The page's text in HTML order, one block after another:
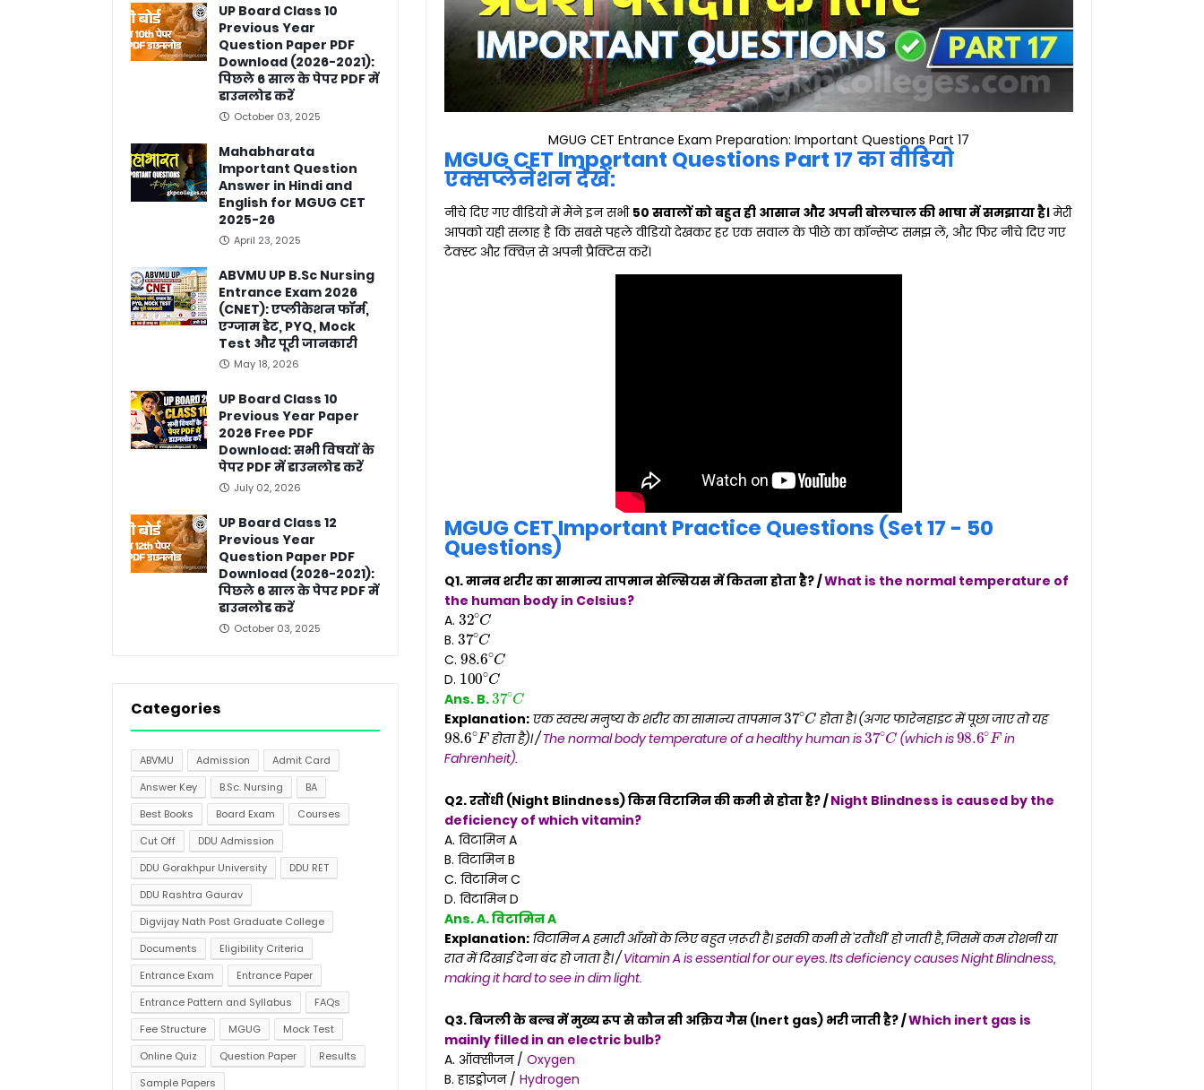
MGUG CET Entrance Exam Preparation: Important Questions Part 17
MGUG CET Important Questions Part 17 का वीडियो
एक्सप्लेनेशन देखें:
नीचे दिए गए वीडियो में मैंने इन सभी 50 सवालों को बहुत ही आसान और अपनी बोलचाल की भाषा में समझाया है।मेरी
आपको यही सलाह है कि सबसे पहले वीडियो देखकर हर एक सवाल के पीछे का कॉन्सेप्ट समझ लें, और फिर नीचे दिए गए
टेक्स्ट और क्विज़ से अपनी प्रैक्टिस करें।
MGUG CET Important Practice Questions (Set 17 - 50
Questions)
Q1. मानव शरीर का सामान्य तापमान सेल्सियस में कितना होता है? /What is the normal temperature of
the human body in Celsius?
A.
32∘C
B.
37∘
C.
98.6
D.
100∘C
Ans. B.
37
Explanation: एक स्वस्थ मनुष्य के शरीर का सामान्य तापमान होता है। (अगर फारेनहाइट में पूछा जाए तो यह
98.6∘F
होता है)। /The normal body temperature of a healthy human is
37∘C
(which is
98.6∘F
in
Fahrenheit).
Q2. रतौंधी (Night Blindness) किस विटामिन की कमी से होता है? /Night Blindness is caused by the
deficiency of which vitamin?
A. विटामिन A
B. विटामिन B
C. विटामिन C
D. विटामिन D
Ans. A. विटामिन A
Explanation: विटामिन A हमारी आँखों के लिए बहुत ज़रूरी है। इसकी कमी से 'रतौंधी' हो जाती है, जिसमें कम रोशनी या
रात में दिखाई देना बंद हो जाता है। /Vitamin A is essential for our eyes. Its deficiency causes Night Blindness,
making it hard to see in dim light.
Q3. बिजली के बल्ब में मुख्य रूप से कौन सी अक्रिय गैस (Inert gas) भरी जाती है? /Which inert gas is
mainly filled in an electric bulb?
A. ऑक्सीजन / Oxygen
B. हाइड्रोजन / Hydrogen
UP Board Class 10
Previous Year
Question Paper PDF
Download (2026-2021):
पिछले 6 साल के पेपर PDF में
डाउनलोड करें
October 03, 2025
Mahabharata
Important Question
Answer in Hindi and
English for MGUG CET
2025-26
April 23, 2025
ABVMU UP B.Sc Nursing
Entrance Exam 2026
(CNET): एप्लीकेशन फॉर्म,
एग्जाम डेट, PYQ, Mock
Test और पूरी जानकारी
May 18, 2026
UP Board Class 10
Previous Year Paper
2026 Free PDF
Download: सभी विषयों के
पेपर PDF में डाउनलोड करें
July 02, 2026
UP Board Class 12
Previous Year
Question Paper PDF
Download (2026-2021):
पिछले 6 साल के पेपर PDF में
डाउनलोड करें
October 03, 2025
Categories
ABVMU Admission
Admit Card
Answer Key
B.Sc. Nursing
BA
Best Books
Board Exam
Courses
Cut Off
DDU Admission
DDU Gorakhpur University
DDU RET
DDU Rashtra Gaurav
Digvijay Nath Post Graduate College
Documents
Eligibility Criteria
Entrance Exam
Entrance Paper
Entrance Pattern and Syllabus
FAQs
Fee Structure
MGUG
Mock Test
Online Quiz
Question Paper
Results
Sample Papers